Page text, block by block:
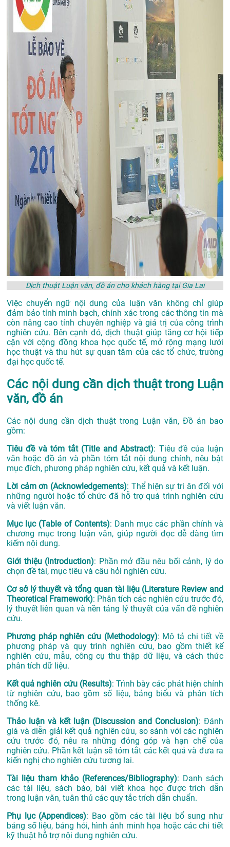
Dịch thuật Luận văn, đồ án cho khách hàng tại Gia Lai
Việc chuyển ngữ nội dung của luận văn không chỉ giúp
đảm bảo tính minh bạch, chính xác trong các thông tin mà
còn nâng cao tính chuyên nghiệp và giá trị của công trình
nghiên cứu. Bên cạnh đó, dịch thuật giúp tăng cơ hội tiếp
cận với cộng đồng khoa học quốc tế, mở rộng mạng lưới
học thuật và thu hút sự quan tâm của các tổ chức, trường
đại học quốc tế.
Các nội dung cần dịch thuật trong Luận
văn, đồ án
Các nội dung cần dịch thuật trong Luận văn, Đồ án bao
gồm:
Tiêu đề và tóm tắt (Title and Abstract): Tiêu đề của luận
văn hoặc đồ án và phần tóm tắt nội dung chính, nêu bật
mục đích, phương pháp nghiên cứu, kết quả và kết luận.
Lời cảm ơn (Acknowledgements): Thể hiện sự tri ân đối với
những người hoặc tổ chức đã hỗ trợ quá trình nghiên cứu
và viết luận văn.
Mục lục (Table of Contents): Danh mục các phần chính và
chương mục trong luận văn, giúp người đọc dễ dàng tìm
kiếm nội dung.
Giới thiệu (Introduction): Phần mở đầu nêu bối cảnh, lý do
chọn đề tài, mục tiêu và câu hỏi nghiên cứu.
Cơ sở lý thuyết và tổng quan tài liệu (Literature Review and
Theoretical Framework): Phân tích các nghiên cứu trước đó,
lý thuyết liên quan và nền tảng lý thuyết của vấn đề nghiên
cứu.
Phương pháp nghiên cứu (Methodology): Mô tả chi tiết về
phương pháp và quy trình nghiên cứu, bao gồm thiết kế
nghiên cứu, mẫu, công cụ thu thập dữ liệu, và cách thức
phân tích dữ liệu.
Kết quả nghiên cứu (Results): Trình bày các phát hiện chính
từ nghiên cứu, bao gồm số liệu, bảng biểu và phân tích
thống kê.
Thảo luận và kết luận (Discussion and Conclusion): Đánh
giá và diễn giải kết quả nghiên cứu, so sánh với các nghiên
cứu trước đó, nêu ra những đóng góp và hạn chế của
nghiên cứu. Phần kết luận sẽ tóm tắt các kết quả và đưa ra
kiến nghị cho nghiên cứu tương lai.
Tài liệu tham khảo (References/Bibliography): Danh sách
các tài liệu, sách báo, bài viết khoa học được trích dẫn
trong luận văn, tuân thủ các quy tắc trích dẫn chuẩn.
Phụ lục (Appendices): Bao gồm các tài liệu bổ sung như
bảng số liệu, bảng hỏi, hình ảnh minh họa hoặc các chi tiết
kỹ thuật hỗ trợ nội dung nghiên cứu.